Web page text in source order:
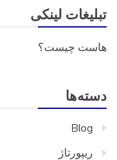
تبلیغات لینکی
هاست چیست؟
دسته‌ها
Blog
ریپورتاژ